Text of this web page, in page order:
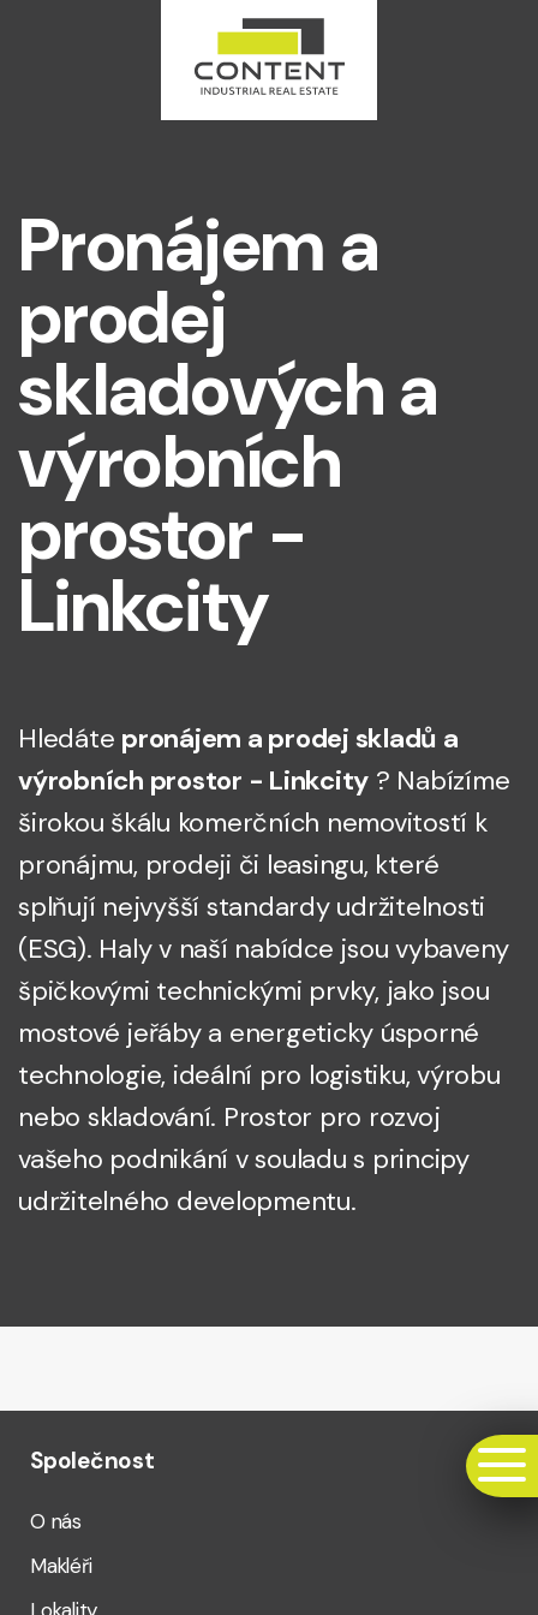
Pronájem a
prodej
skladových a
výrobních
prostor -
Linkcity
Hledáte pronájem a prodej skladů a
výrobních prostor - Linkcity ? Nabízíme
širokou škálu komerčních nemovitostí k
pronájmu, prodeji či leasingu, které
splňují nejvyšší standardy udržitelnosti
(ESG). Haly v naší nabídce jsou vybaveny
špičkovými technickými prvky, jako jsou
mostové jeřáby a energeticky úsporné
technologie, ideální pro logistiku, výrobu
nebo skladování. Prostor pro rozvoj
vašeho podnikání v souladu s principy
udržitelného developmentu.
Společnost
O nás
Makléři